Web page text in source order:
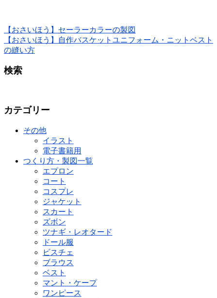
【おさいほう】セーラーカラーの製図
【おさいほう】自作バスケットユニフォーム・ニットベスト
の縫い方
検索
カテゴリー
その他
イラスト
電子書籍用
つくり方・製図一覧
エプロン
コート
コスプレ
ジャケット
スカート
ズボン
ツナギ・レオタード
ドール服
ビスチェ
ブラウス
ベスト
マント・ケープ
ワンピース